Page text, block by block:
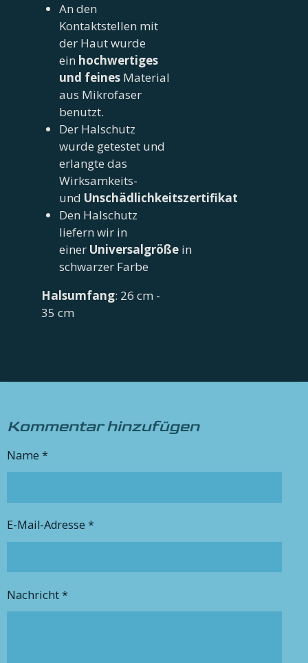
An den
Kontaktstellen mit
der Haut wurde
ein hochwertiges
und feines Material
aus Mikrofaser
benutzt.
Der Halschutz
wurde getestet und
erlangte das
Wirksamkeits-
und Unschädlichkeitszertifikat
Den Halschutz
liefern wir in
einer Universalgröße in
schwarzer Farbe
Halsumfang: 26 cm -
35 cm
Kommentar hinzufügen
Name *
E-Mail-Adresse *
Nachricht *